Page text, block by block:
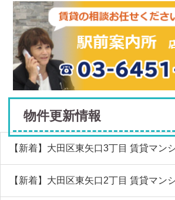
物件更新情報
【新着】大田区東矢口3丁目 賃貸マン
【新着】大田区東矢口2丁目 賃貸マン